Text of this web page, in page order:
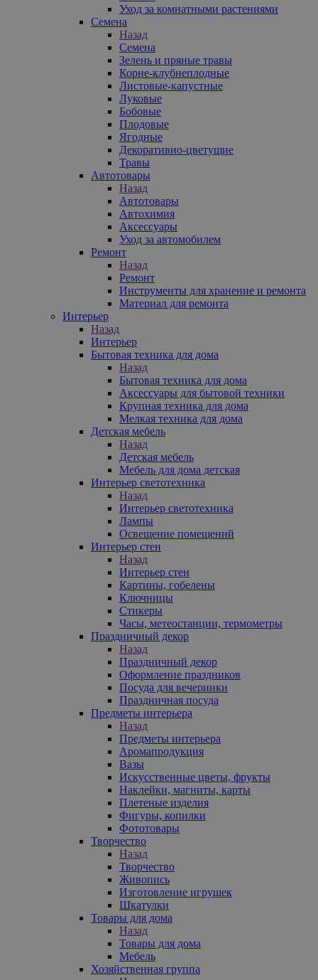
Уход за комнатными растениями
Семена
Назад
Семена
Зелень и пряные травы
Корне-клубнеплодные
Листовые-капустные
Луковые
Бобовые
Плодовые
Ягодные
Декоративно-цветущие
Травы
Автотовары
Назад
Автотовары
Автохимия
Аксессуары
Уход за автомобилем
Ремонт
Назад
Ремонт
Инструменты для хранение и ремонта
Материал для ремонта
Интерьер
Назад
Интерьер
Бытовая техника для дома
Назад
Бытовая техника для дома
Аксессуары для бытовой техники
Крупная техника для дома
Мелкая техника для дома
Детская мебель
Назад
Детская мебель
Мебель для дома детская
Интерьер светотехника
Назад
Интерьер светотехника
Лампы
Освещение помещений
Интерьер стен
Назад
Интерьер стен
Картины, гобелены
Ключницы
Стикеры
Часы, метеостанции, термометры
Праздничный декор
Назад
Праздничный декор
Оформление праздников
Посуда для вечеринки
Праздничная посуда
Предметы интерьера
Назад
Предметы интерьера
Аромапродукция
Вазы
Искусственные цветы, фрукты
Наклейки, магниты, карты
Плетеные изделия
Фигуры, копилки
Фототовары
Творчество
Назад
Творчество
Живопись
Изготовление игрушек
Шкатулки
Товары для дома
Назад
Товары для дома
Мебель
Хозяйственная группа